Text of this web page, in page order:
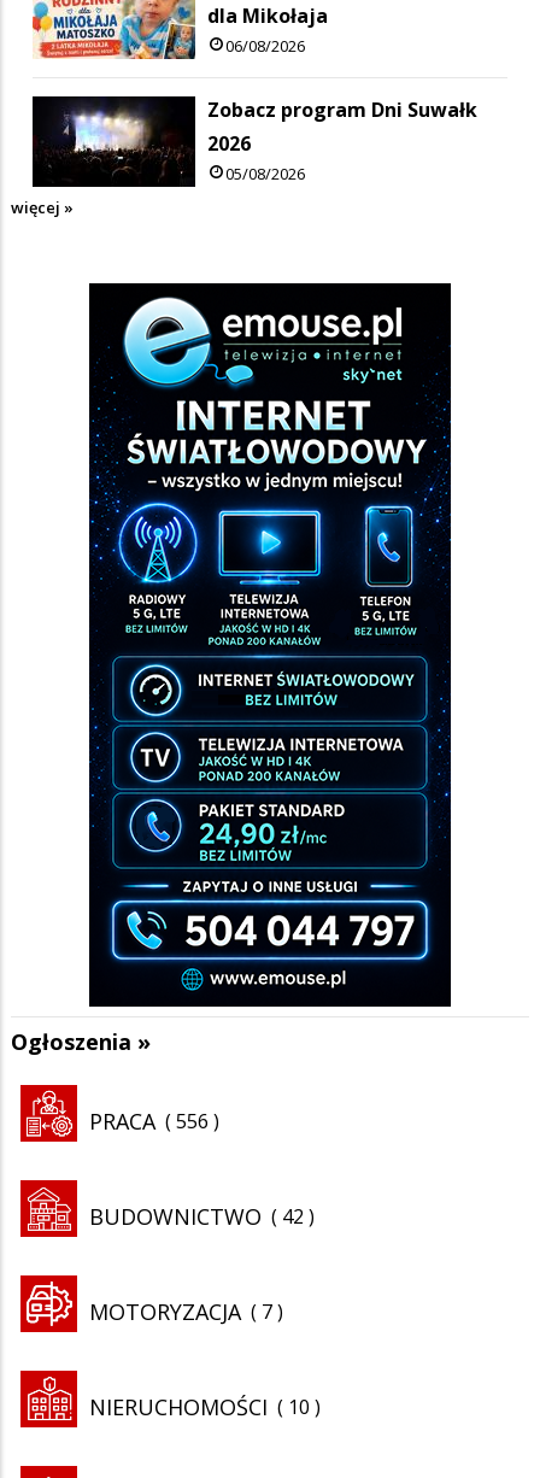
dla Mikołaja
06/08/2026
Zobacz program Dni Suwałk
2026
05/08/2026
więcej »
Ogłoszenia »
PRACA 556
BUDOWNICTWO 42
MOTORYZACJA 7
NIERUCHOMOŚCI 10